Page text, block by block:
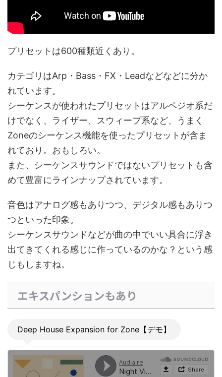
プリセットは600種類近くあり。
カテゴリはArp・Bass・FX・Leadなどなどに分か
れています。
シーケンスが使われたプリセットはアルペジオ系だ
けでなく、ライザー、スウィープ系など、うまく
Zoneのシーケンス機能を使ったプリセットが含ま
れており。おもしろい。
また、シーケンスサウンドではないプリセットも含
めて豊富にラインナップされています。
音色はアナログ感もありつつ、デジタル感もありつ
つといった印象。
シーケンスサウンドなどが曲の中でいい具合に浮き
出てきてくれる感じに作っているのかな？という感
じもしますね。
エキスパンションもあり
Deep House Expansion for Zone【デモ】